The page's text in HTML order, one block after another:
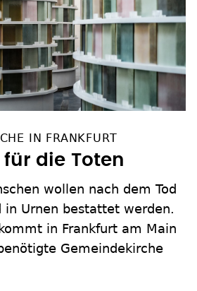
IN FRANKFURT
für die Toten
wollen nach dem Tod
in Urnen bestattet werden.
in Frankfurt am Main
Gemeindekirche